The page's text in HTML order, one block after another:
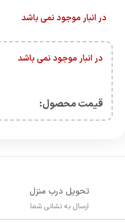
در انبار موجود نمی باشد
در انبار موجود نمی باشد
قیمت محصول:​
تحویل درب منزل
ارسال به نشانی شما